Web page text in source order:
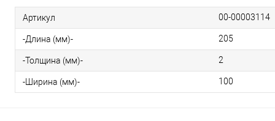
Артикул 00-00003114
-Длина (мм)- 205
-Толщина (мм)- 2
-Ширина (мм)- 100